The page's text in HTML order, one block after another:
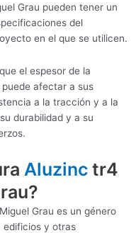
Grau pueden tener un
del
en el que se utilicen.
el espesor de la
puede afectar a sus
a la tracción y a la
durabilidad y a su
Aluzinc tr4
Grau es un género
edificios y otras